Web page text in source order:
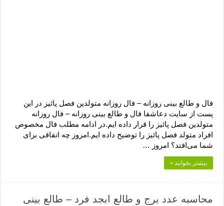
فال و طالع بینی روزانه – فال روزانه متولدین فصل پائیز در این
پست از سایت دعاشفا فال و طالع بینی روزانه – فال روزانه
متولدین فصل پائیز را قرار داده ایم.در ادامه مطلب فال مخصوص
افراد متولد فصل پائیز را توضیح داده ایم.امروز چه اتفاقی برای
شما می‌افتد؟ امروز …
بیشتر بخوانید »
محاسبه عدد برج و طالع ابجد فرد – طالع بینی